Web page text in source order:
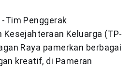
-Tim Penggerak
Kesejahteraan Keluarga (TP-
Raya pamerkan berbagai
kreatif, di Pameran